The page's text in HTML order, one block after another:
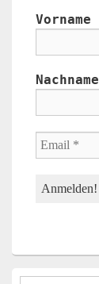
Vorname
Nachname